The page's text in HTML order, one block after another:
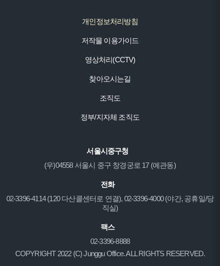
개인정보처리방침
저작물 이용가이드
영상처리(CCTV)
찾아오시는길
조직도
정부/지자체 조직도
서울시중구청
(우)04558 서울시 중구 창경궁로 17 (예관동)
전화
02-3396-4114 (120 다산콜센터로 연결), 02-3396-4000 (야간, 공휴일/당
직실)
팩스
02-3396-8888
COPYRIGHT 2022 (C) Junggu Office. ALL RIGHTS RESERVED.